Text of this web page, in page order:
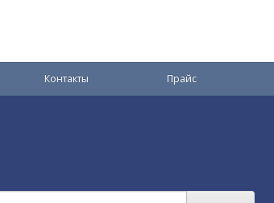
Контакты Прайс